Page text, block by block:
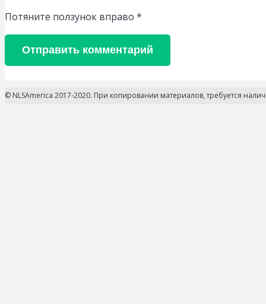
Потяните ползунок вправо *
Отправить комментарий
© NLSAmerica 2017-2020. При копировании материалов, требуется